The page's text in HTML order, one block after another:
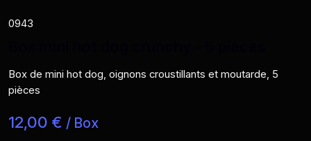
0943
Box de mini hot dog, oignons croustillants et moutarde, 5
pièces
12,00 € / Box